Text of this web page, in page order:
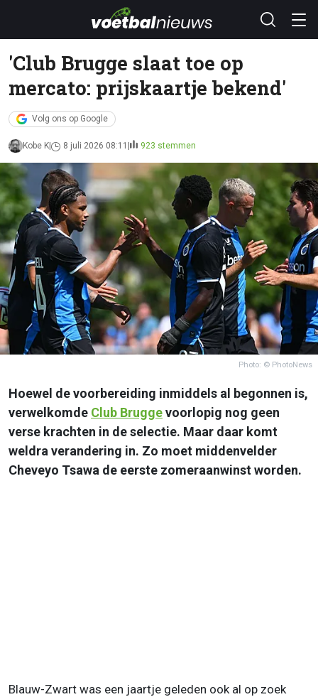
'Club Brugge slaat toe op
mercato: prijskaartje bekend'
Volg ons op Google
Kobe K 8 juli 2026 08:11 923 stemmen
Photo: © PhotoNews
Hoewel de voorbereiding inmiddels al begonnen is,
verwelkomde Club Bruggevoorlopig nog geen
verse krachten in de selectie. Maar daar komt
weldra verandering in. Zo moet middenvelder
Cheveyo Tsawa de eerste zomeraanwinst worden.
Blauw-Zwart was een jaartje geleden ook al op zoek